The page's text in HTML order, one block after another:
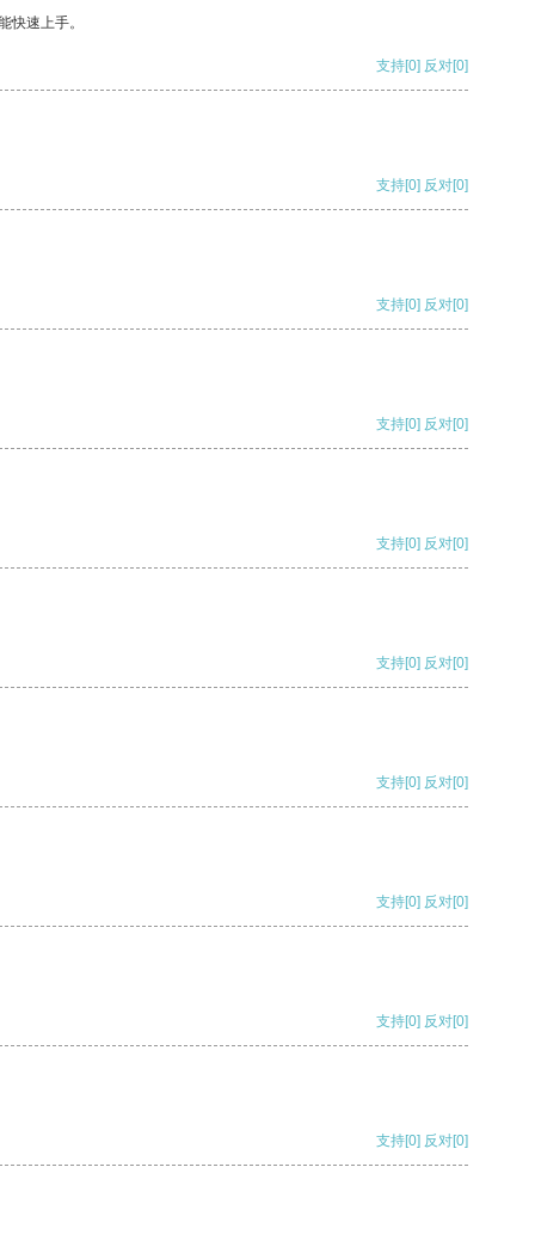
快速上手。
支持[0] 反对[0]
支持[0] 反对[0]
支持[0] 反对[0]
支持[0] 反对[0]
支持[0] 反对[0]
支持[0] 反对[0]
支持[0] 反对[0]
支持[0] 反对[0]
支持[0] 反对[0]
支持[0] 反对[0]